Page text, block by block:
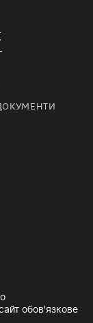
обов'язкове